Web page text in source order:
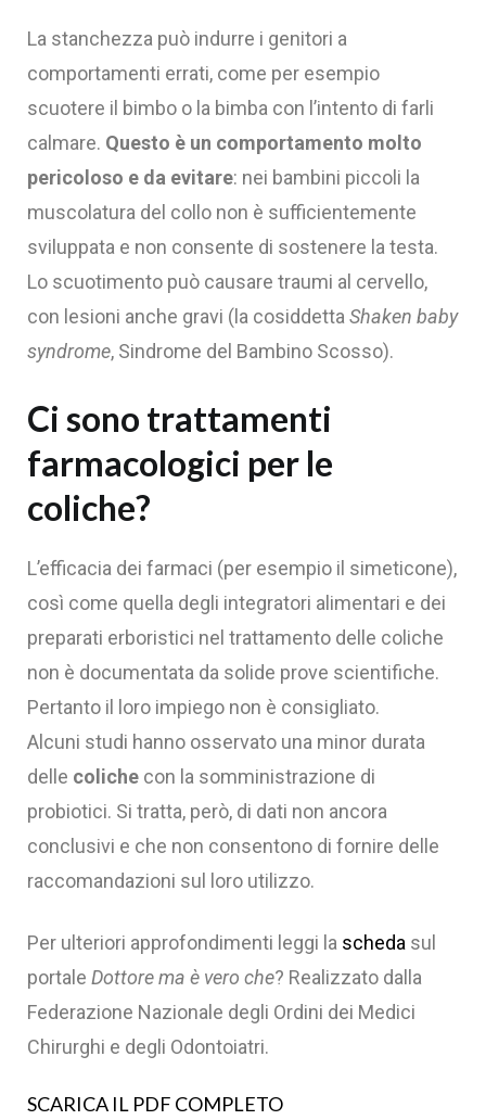
La stanchezza può indurre i genitori a
comportamenti errati, come per esempio
scuotere il bimbo o la bimba con l’intento di farli
calmare. Questo è un comportamento molto
pericoloso e da evitare: nei bambini piccoli la
muscolatura del collo non è sufficientemente
sviluppata e non consente di sostenere la testa.
Lo scuotimento può causare traumi al cervello,
con lesioni anche gravi (la cosiddetta Shaken baby
syndrome, Sindrome del Bambino Scosso).
Ci sono trattamenti
farmacologici per le
coliche?
L’efficacia dei farmaci (per esempio il simeticone),
così come quella degli integratori alimentari e dei
preparati erboristici nel trattamento delle coliche
non è documentata da solide prove scientifiche.
Pertanto il loro impiego non è consigliato.
Alcuni studi hanno osservato una minor durata
delle coliche con la somministrazione di
probiotici. Si tratta, però, di dati non ancora
conclusivi e che non consentono di fornire delle
raccomandazioni sul loro utilizzo.‍
Per ulteriori approfondimenti leggi la scheda sul
portale Dottore ma è vero che? Realizzato dalla
Federazione Nazionale degli Ordini dei Medici
Chirurghi e degli Odontoiatri.
SCARICA IL PDF COMPLETO